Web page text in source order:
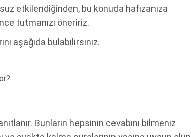
etkilendiğinden, bu konuda hafızanıza
tutmanızı öneririz.
aşağıda bulabilirsiniz.
Bunların hepsinin cevabını bilmeniz